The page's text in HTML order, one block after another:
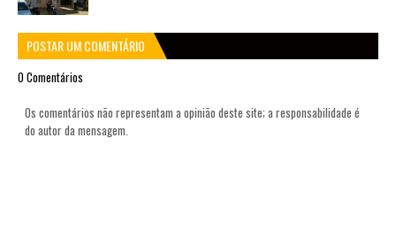
POSTAR UM COMENTÁRIO
0 Comentários
Os comentários não representam a opinião deste site; a responsabilidade é
do autor da mensagem.